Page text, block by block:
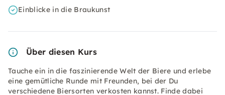
Einblicke in die Braukunst
Über diesen Kurs
Tauche ein in die faszinierende Welt der Biere und erlebe
eine gemütliche Runde mit Freunden, bei der Du
verschiedene Biersorten verkosten kannst. Finde dabei